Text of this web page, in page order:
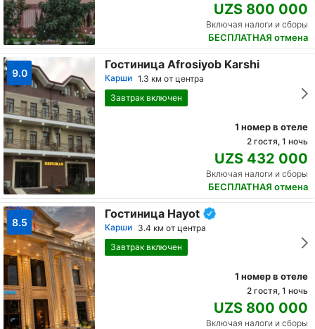
UZS 800 000
Включая налоги и сборы
БЕСПЛАТНАЯ отмена
9.0
Гостиница Afrosiyob Karshi
Карши 1.3 км от центра
Завтрак включен
1 номер в отеле
2 гостя, 1 ночь
UZS 432 000
Включая налоги и сборы
БЕСПЛАТНАЯ отмена
8.5
Гостиница Hayot
Карши 3.4 км от центра
Завтрак включен
1 номер в отеле
2 гостя, 1 ночь
UZS 800 000
Включая налоги и сборы